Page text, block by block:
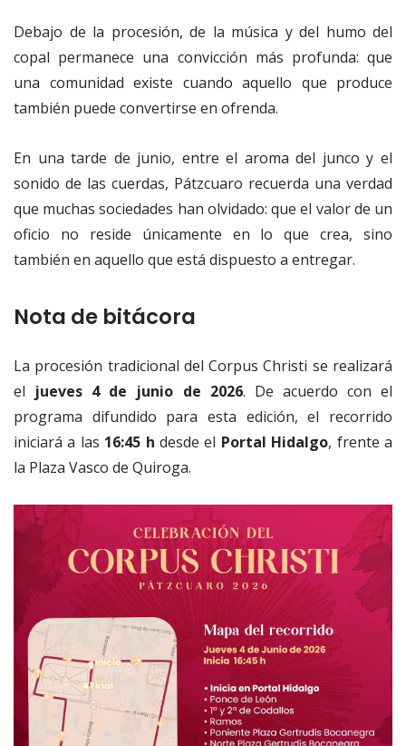
Debajo de la procesión, de la música y del humo del
copal permanece una convicción más profunda: que
una comunidad existe cuando aquello que produce
también puede convertirse en ofrenda.
En una tarde de junio, entre el aroma del junco y el
sonido de las cuerdas, Pátzcuaro recuerda una verdad
que muchas sociedades han olvidado: que el valor de un
oficio no reside únicamente en lo que crea, sino
también en aquello que está dispuesto a entregar.
Nota de bitácora
La procesión tradicional del Corpus Christi se realizará
el jueves 4 de junio de 2026. De acuerdo con el
programa difundido para esta edición, el recorrido
iniciará a las 16:45 h desde el Portal Hidalgo, frente a
la Plaza Vasco de Quiroga.